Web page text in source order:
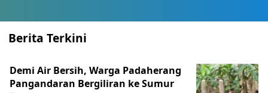
Berita Terkini
Demi Air Bersih, Warga Padaherang
Pangandaran Bergiliran ke Sumur